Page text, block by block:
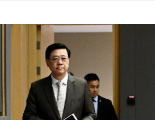
936億
山豈能妄想輕判
家超暫停3項公職委任